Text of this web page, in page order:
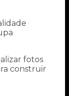
fotos
construir